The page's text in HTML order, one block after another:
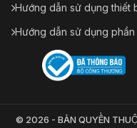
Hướng dẫn sử dụng thiết
Hướng dẫn sử dụng phần
© 2026 - BẢN QUYỀN